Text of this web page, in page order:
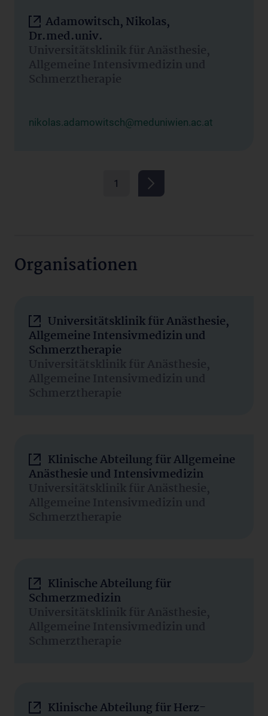
Adamowitsch, Nikolas,
Dr.med.univ.
Universitätsklinik für Anästhesie,
Allgemeine Intensivmedizin und
Schmerztherapie
nikolas.adamowitsch@meduniwien.ac.at
1
Organisationen
Universitätsklinik für Anästhesie,
Allgemeine Intensivmedizin und
Schmerztherapie
Universitätsklinik für Anästhesie,
Allgemeine Intensivmedizin und
Schmerztherapie
Klinische Abteilung für Allgemeine
Anästhesie und Intensivmedizin
Universitätsklinik für Anästhesie,
Allgemeine Intensivmedizin und
Schmerztherapie
Klinische Abteilung für
Schmerzmedizin
Universitätsklinik für Anästhesie,
Allgemeine Intensivmedizin und
Schmerztherapie
Klinische Abteilung für Herz-